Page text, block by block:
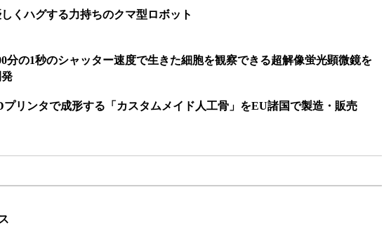
くハグする力持ちのクマ型ロボット
分の1秒のシャッター速度で生きた細胞を観察できる超解像蛍光顕微鏡を
発
プリンタで成形する「カスタムメイド人工骨」をEU諸国で製造・販売